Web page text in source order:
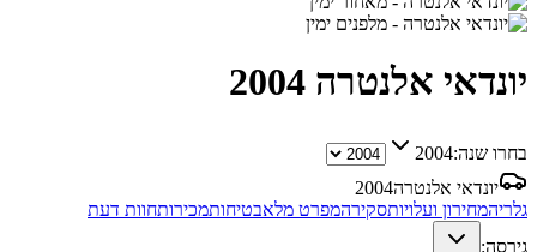
יונדאי אלנטרה 2004
בחרו שנה:2004
יונדאי אלנטרה2004
גלריהמחירון ועלויותסקירהמפרט מלאבטיחותמכירותחוות דעת
גירסה: